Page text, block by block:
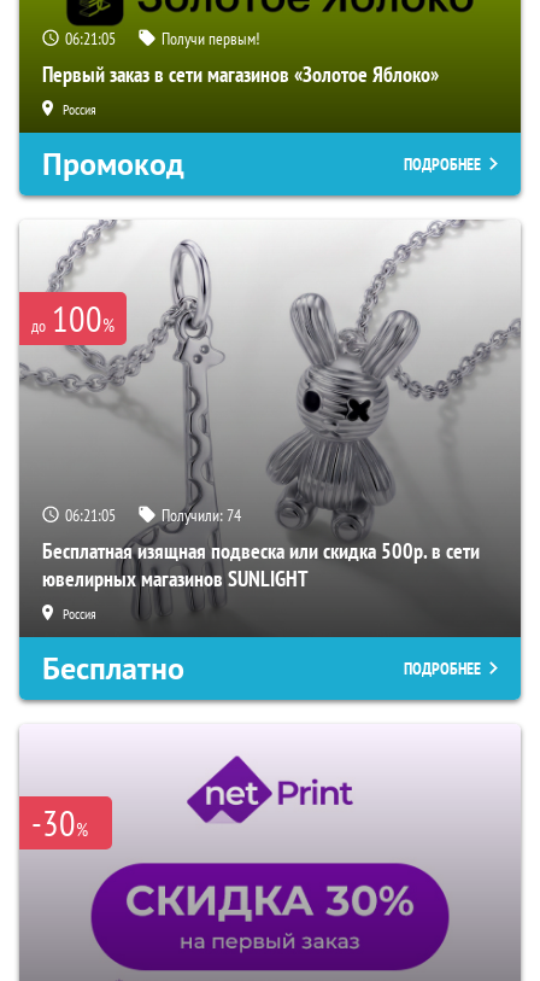
06:21:05 Получи первым!
Первый заказ в сети магазинов «Золотое Яблоко»
Россия
Промокод ПОДРОБНЕЕ
до 100%
06:21:05 Получили:74
Бесплатная изящная подвеска или скидка 500р. в сети
ювелирных магазинов SUNLIGHT
Россия
Бесплатно ПОДРОБНЕЕ
-30%